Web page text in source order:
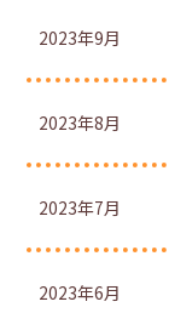
2023年9月
2023年8月
2023年7月
2023年6月